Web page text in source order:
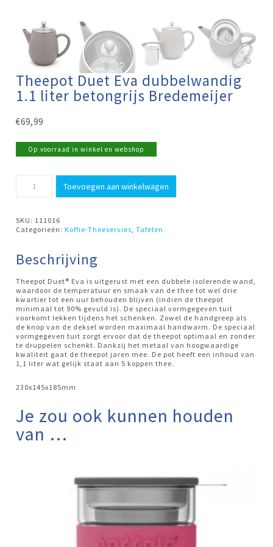
Theepot Duet Eva dubbelwandig
1.1 liter betongrijs Bredemeijer
€69,99
Op voorraad in winkel en webshop
Duet
liter
betongrijs
Toevoegen aan winkelwagen
SKU: 111016
Categorieën:Koffie-Theeservies,Tafelen
Beschrijving
Theepot Duet® Eva is uitgerust met een dubbele isolerende wand,
waardoor de temperatuur en smaak van de thee tot wel drie
kwartier tot een uur behouden blijven (indien de theepot
minimaal tot 90% gevuld is). De speciaal vormgegeven tuit
voorkomt lekken tijdens het schenken. Zowel de handgreep als
de knop van de deksel worden maximaal handwarm. De speciaal
vormgegeven tuit zorgt ervoor dat de theepot optimaal en zonder
te druppelen schenkt. Dankzij het metaal van hoogwaardige
kwaliteit gaat de theepot jaren mee. De pot heeft een inhoud van
1,1 liter wat gelijk staat aan 5 koppen thee.
230x145x185mm
Je zou ook kunnen houden
van …